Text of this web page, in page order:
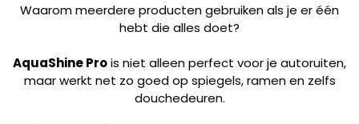
Waarom meerdere producten gebruiken als je er één
hebt die alles doet?
AquaShine Prois niet alleen perfect voor je autoruiten,
maar werkt net zo goed op spiegels, ramen en zelfs
douchedeuren.